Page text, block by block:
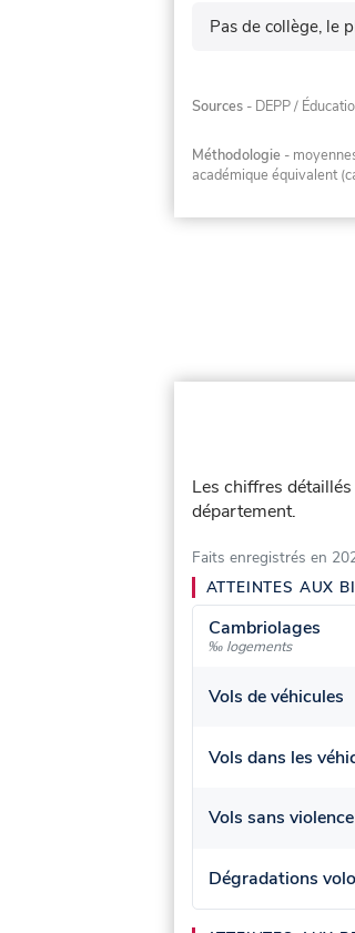
Pas de collège, le
Sources - DEPP /
Méthodologie -
académique équivalent
Les chiffres
département.
Faits enregistrés en
ATTEINTES AUX
Cambriolages
‰ logements
Vols de véhicules
Vols dans les
Vols sans violence
Dégradations